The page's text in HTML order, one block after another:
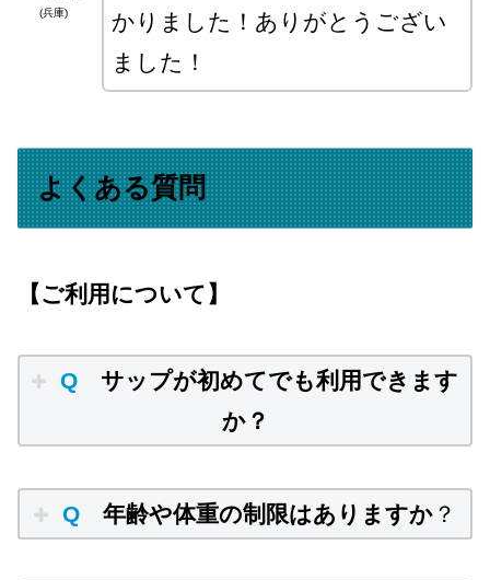
(兵庫)
かりました！ありがとうござい
ました！
よくある質問
【ご利用について】
Q サップが初めてでも利用できます
か？
Q年齢や体重の制限はありますか ？